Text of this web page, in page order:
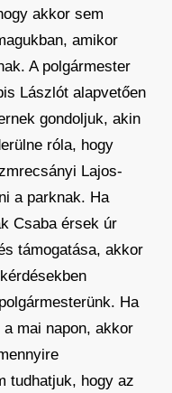
akkor sem
amikor
A polgármester
Lászlót alapvetően
gondoljuk, akin
róla, hogy
Lajos-
a parknak. Ha
Csaba érsek úr
támogatása, akkor
Ha
mai napon, akkor
tudhatjuk, hogy az